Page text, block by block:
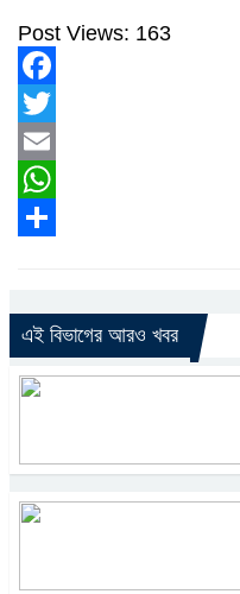
Post Views: 163
Facebook
Twitter
Email
WhatsApp
এই বিভাগের আরও খবর